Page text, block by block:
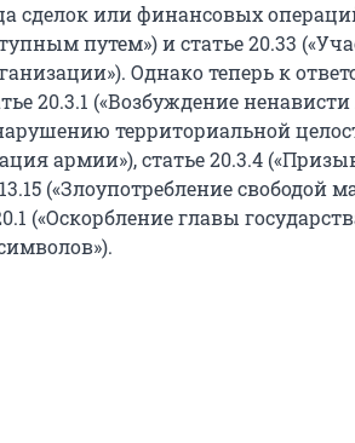
сделок или финансовых
путем») и статье 20.33
Однако теперь к
20.3.1 («Возбуждение
территориальной
армии»), статье 20.3.4
(«Злоупотребление свободой
(«Оскорбление главы